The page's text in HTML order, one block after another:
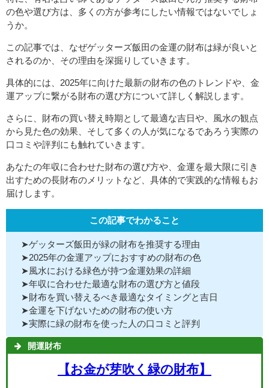
の色や選び方は、多くの方が参考にしたい情報ではないでしょ
うか。
この記事では、なぜゲッターズ飯田の金運の財布は緑が良いと
されるのか、その理由を深掘りしていきます。
具体的には、2025年に向けた最新の財布の色のトレンドや、金
運アップに繋がる財布の選び方について詳しく解説します。
さらに、財布の買い替え時期として最適な吉日や、風水の観点
から見た色の効果、そして多くの人が気になるであろう実際の
口コミや評判にも触れていきます。
あなたの年収に合わせた財布の選び方や、金運を最大限に引き
出すための長財布のメリットなど、具体的で実践的な情報もお
届けします。
この記事でわかること
➤ゲッターズ飯田が緑の財布を推奨する理由
➤2025年の金運アップにおすすめの財布の色
➤風水における緑色が持つ金運効果の詳細
➤年収に合わせた最適な財布の選び方と値段
➤財布を買い替えるべき最適なタイミングと吉日
➤金運を下げないための財布の使い方
➤実際に緑の財布を使った人の口コミと評判
開運財布
【お金が芽吹く緑の財布】